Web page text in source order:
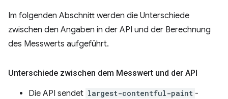
Im folgenden Abschnitt werden die Unterschiede
zwischen den Angaben in der API und der Berechnung
des Messwerts aufgeführt.
Unterschiede zwischen dem Messwert und der API
Die API sendet largest-contentful-paint -